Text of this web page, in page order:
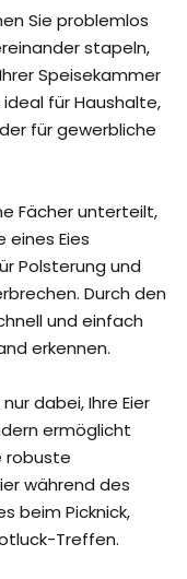
Sie problemlos
stapeln,
Speisekammer
für Haushalte,
für gewerbliche
Fächer unterteilt,
eines Eies
Polsterung und
Durch den
und einfach
erkennen.
dabei, Ihre Eier
ermöglicht
robuste
während des
beim Picknick,
Treffen.